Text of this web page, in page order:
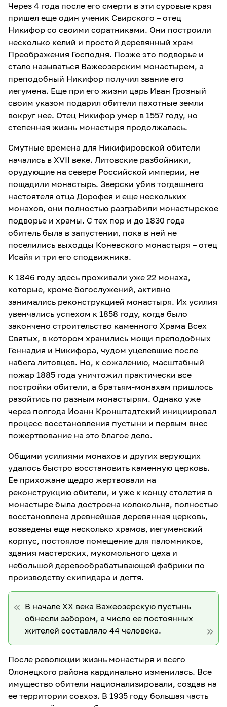
Через 4 года после его смерти в эти суровые края
пришел еще один ученик Свирского – отец
Никифор со своими соратниками. Они построили
несколько келий и простой деревянный храм
Преображения Господня. Позже это подворье и
стало называться Важеозерским монастырем, а
преподобный Никифор получил звание его
иегумена. Еще при его жизни царь Иван Грозный
своим указом подарил обители пахотные земли
вокруг нее. Отец Никифор умер в 1557 году, но
степенная жизнь монастыря продолжалась.
Смутные времена для Никифировской обители
начались в XVII веке. Литовские разбойники,
орудующие на севере Российской империи, не
пощадили монастырь. Зверски убив тогдашнего
настоятеля отца Дорофея и еще нескольких
монахов, они полностью разграбили монастырское
подворье и храмы. С тех пор и до 1830 года
обитель была в запустении, пока в ней не
поселились выходцы Коневского монастыря – отец
Исайя и три его сподвижника.
К 1846 году здесь проживали уже 22 монаха,
которые, кроме богослужений, активно
занимались реконструкцией монастыря. Их усилия
увенчались успехом к 1858 году, когда было
закончено строительство каменного Храма Всех
Святых, в котором хранились мощи преподобных
Геннадия и Никифора, чудом уцелевшие после
набега литовцев. Но, к сожалению, масштабный
пожар 1885 года уничтожил практически все
постройки обители, а братьям-монахам пришлось
разойтись по разным монастырям. Однако уже
через полгода Иоанн Кронштадтский инициировал
процесс восстановления пустыни и первым внес
пожертвование на это благое дело.
Общими усилиями монахов и других верующих
удалось быстро восстановить каменную церковь.
Ее прихожане щедро жертвовали на
реконструкцию обители, и уже к концу столетия в
монастыре была достроена колокольня, полностью
восстановлена древнейшая деревянная церковь,
возведены еще несколько храмов, иегуменский
корпус, постоялое помещение для паломников,
здания мастерских, мукомольного цеха и
небольшой деревообрабатывающей фабрики по
производству скипидара и дегтя.
В начале XX века Важеозерскую пустынь
обнесли забором, а число ее постоянных
жителей составляло 44 человека.
После революции жизнь монастыря и всего
Олонецкого района кардинально изменилась. Все
имущество обители национализировали, создав на
ее территории совхоз. В 1935 году большая часть